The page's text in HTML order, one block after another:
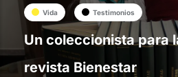
Vida Testimonios
Un coleccionista para
revista Bienestar